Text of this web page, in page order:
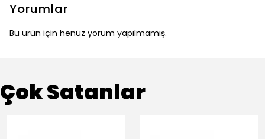
Yorumlar
Bu ürün için henüz yorum yapılmamış.
Çok Satanlar